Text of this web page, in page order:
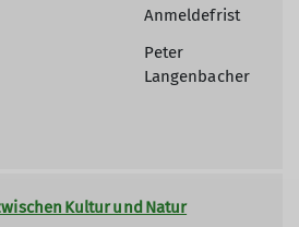
Anmeldefrist
Peter
Langenbacher
Kultur und Natur